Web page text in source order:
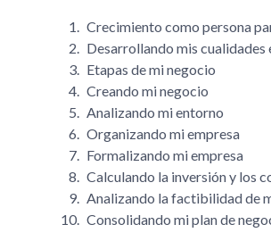
Crecimiento como persona
Desarrollando mis cualidades
Etapas de mi negocio
Creando mi negocio
Analizando mi entorno
Organizando mi empresa
Formalizando mi empresa
Calculando la inversión y los
Analizando la factibilidad de
Consolidando mi plan de